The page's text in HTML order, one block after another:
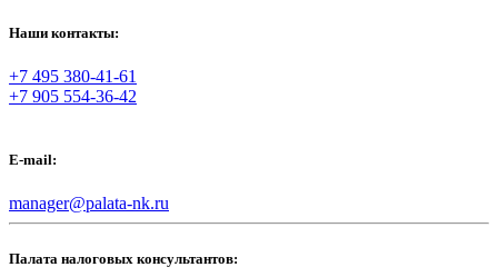
Наши контакты:
+7 495 380-41-61
+7 905 554-36-42
E-mail:
manager@palata-nk.ru
Палата налоговых консультантов: